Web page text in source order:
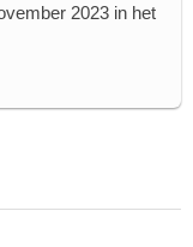
2023 in het